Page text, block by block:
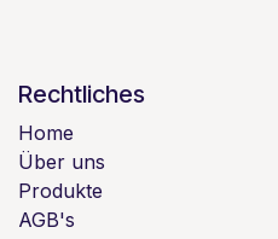
Rechtliches
Home
Über uns
Produkte
AGB's